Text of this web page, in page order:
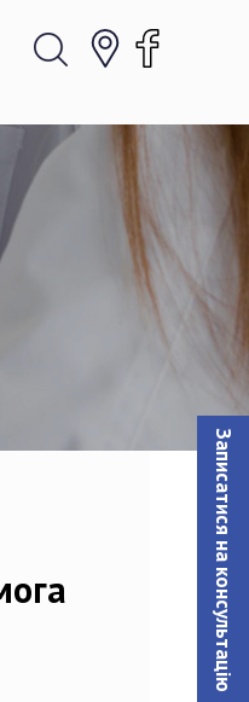
Записатися на консультацiю